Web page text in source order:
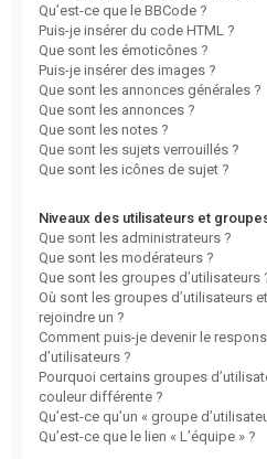
Qu’est-ce que le BBCode ?
Puis-je insérer du code HTML ?
Que sont les émoticônes ?
Puis-je insérer des images ?
Que sont les annonces générales ?
Que sont les annonces ?
Que sont les notes ?
Que sont les sujets verrouillés ?
Que sont les icônes de sujet ?
Niveaux des utilisateurs et
Que sont les administrateurs ?
Que sont les modérateurs ?
Que sont les groupes d’utilisateurs
Où sont les groupes d’utilisateurs
rejoindre un ?
Comment puis-je devenir le
d’utilisateurs ?
Pourquoi certains groupes
couleur différente ?
Qu’est-ce qu’un « groupe
Qu’est-ce que le lien « L’équipe » ?